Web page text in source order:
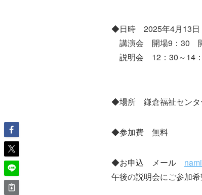
◆日時 2025年4月13日
講演会 開場9：30
説明会 12：30～14
◆場所 鎌倉福祉センタ
◆参加費 無料
◆お申込 メール
午後の説明会にご参加